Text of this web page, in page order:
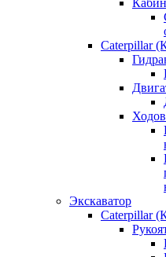
Caterpillar
Экскаватор
Caterpillar